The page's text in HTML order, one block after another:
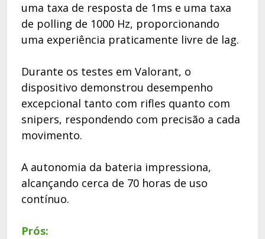
uma taxa de resposta de 1ms e uma taxa
de polling de 1000 Hz, proporcionando
uma experiência praticamente livre de lag.
Durante os testes em Valorant, o
dispositivo demonstrou desempenho
excepcional tanto com rifles quanto com
snipers, respondendo com precisão a cada
movimento.
A autonomia da bateria impressiona,
alcançando cerca de 70 horas de uso
contínuo.
Prós: